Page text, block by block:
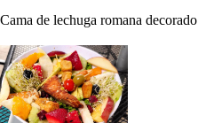
Cama de lechuga romana